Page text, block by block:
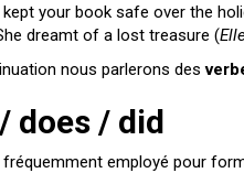
kept your book safe over the
dreamt of a lost treasure (
nous parlerons des
does / did
employé pour